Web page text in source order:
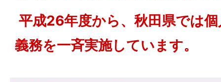
平成26年度から、秋田県では
義務を一斉実施しています。